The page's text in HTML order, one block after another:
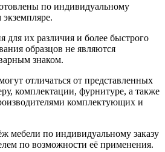
по индивидуальному
для их различия и более быстрого
образцов не являются
знаком.
отличаться от представленных
комплектации, фурнитуре, а также
комплектующих и
мебели по индивидуальному заказу
по возможности её применения.